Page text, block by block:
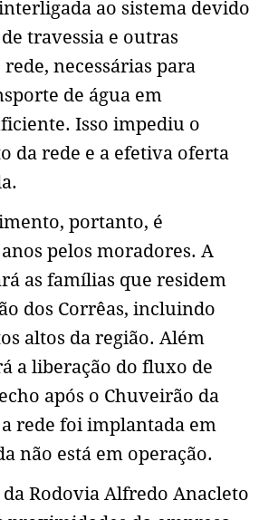
ao sistema devido
travessia e outras
necessárias para
de água em
Isso impediu o
da rede e a efetiva oferta
portanto, é
pelos moradores. A
as famílias que residem
dos Corrêas, incluindo
altos da região. Além
a liberação do fluxo de
após o Chuveirão da
rede foi implantada em
não está em operação.
Rodovia Alfredo Anacleto